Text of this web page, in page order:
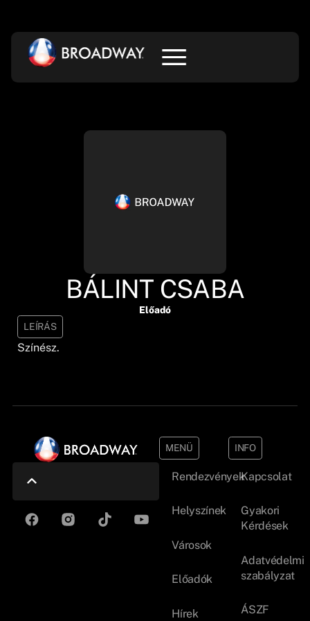
BÁLINT CSABA
Előadó
LEÍRÁS
Színész.
MENÜ
Rendezvények
Helyszínek
Városok
Előadók
Hírek
INFO
Kapcsolat
Gyakori
Kérdések
Adatvédelmi
szabályzat
ÁSZF